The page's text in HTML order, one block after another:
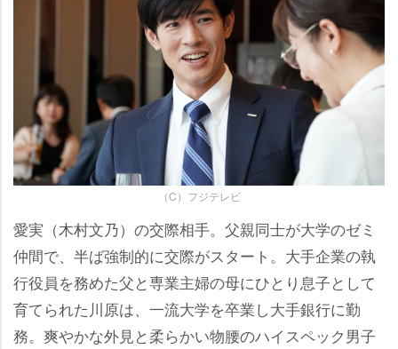
（C）フジテレビ
愛実（木村文乃）の交際相手。父親同士が大学のゼミ
仲間で、半ば強制的に交際がスタート。大手企業の執
行役員を務めた父と専業主婦の母にひとり息子として
育てられた川原は、一流大学を卒業し大手銀行に勤
務。爽やかな外見と柔らかい物腰のハイスペック男子